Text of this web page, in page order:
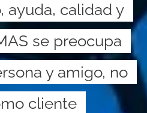
ayuda, calidad y
se preocupa
y amigo, no
cliente